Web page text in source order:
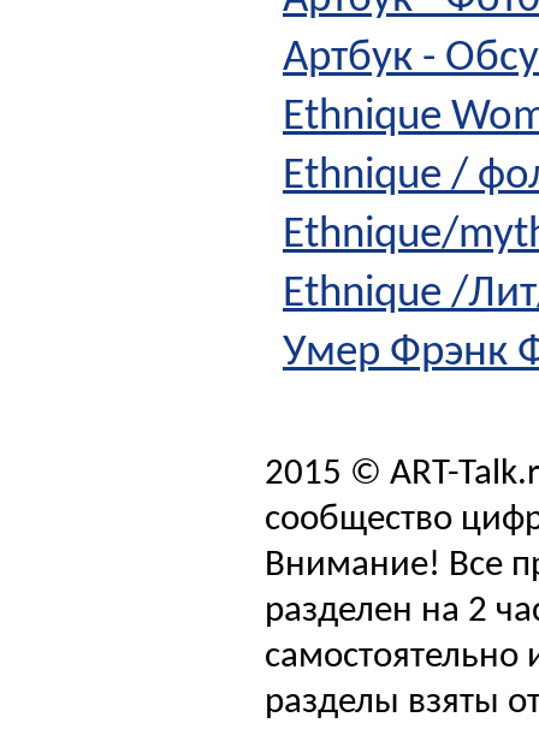
Артбук -
Ethnique
Ethnique /
Ethnique/
Ethnique /
Умер Фрэнк
2015 © ART-
сообщество
Внимание! Все
разделен на 2
самостоятельно
разделы взяты